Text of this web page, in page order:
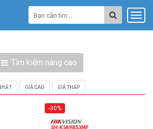
Tìm kiếm nâng cao
GIÁ CAO GIÁ THẤP
-30%